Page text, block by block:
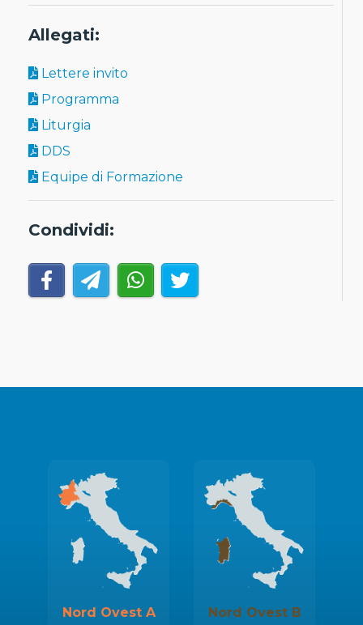
Allegati:
Lettere invito
Programma
Liturgia
DDS
Equipe di Formazione
Condividi:
Nord Ovest A Nord Ovest B